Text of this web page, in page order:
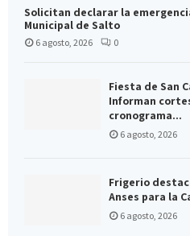
Solicitan declarar la
Municipal de Salto
6 agosto, 2026 0
Fiesta de San
Informan
cronograma...
6 agosto, 2026
Frigerio
Anses para la
6 agosto, 2026